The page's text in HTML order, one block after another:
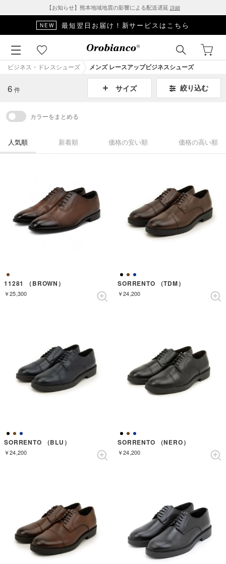
【お知らせ】熊本地域地震の影響による配送遅延 詳細
NEW 最短翌日お届け！新サービスはこちら
ビジネス・ドレスシューズ メンズ レースアップビジネスシューズ
6 件 サイズ 絞り込む
カラーをまとめる
人気順 新着順 価格の安い順 価格の高い順
11281 （BROWN）
￥25,300
SORRENTO （TDM）
￥24,200
SORRENTO （BLU）
￥24,200
SORRENTO （NERO）
￥24,200